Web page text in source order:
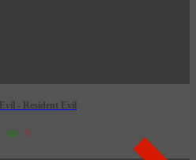
- Resident Evil
68 0